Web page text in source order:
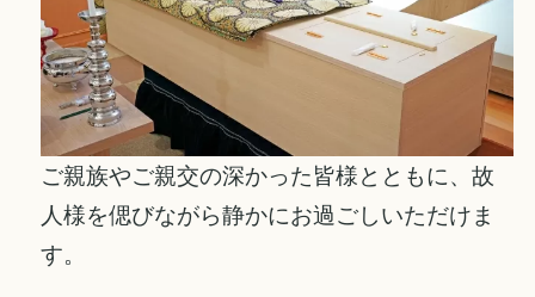
ご親族やご親交の深かった皆様とともに、故
人様を偲びながら静かにお過ごしいただけま
す。